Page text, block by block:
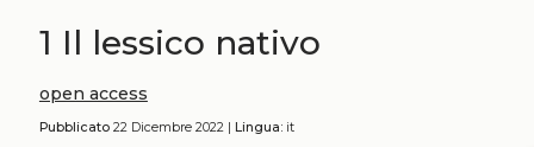
1 Il lessico nativo
open access
Pubblicato22 Dicembre 2022 | Lingua:it